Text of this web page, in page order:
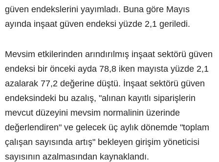
güven endekslerini yayımladı. Buna göre Mayıs
ayında inşaat güven endeksi yüzde 2,1 geriledi.
Mevsim etkilerinden arındırılmış inşaat sektörü güven
endeksi bir önceki ayda 78,8 iken mayısta yüzde 2,1
azalarak 77,2 değerine düştü. İnşaat sektörü güven
endeksindeki bu azalış, "alınan kayıtlı siparişlerin
mevcut düzeyini mevsim normalinin üzerinde
değerlendiren" ve gelecek üç aylık dönemde "toplam
çalışan sayısında artış" bekleyen girişim yöneticisi
sayısının azalmasından kaynaklandı.